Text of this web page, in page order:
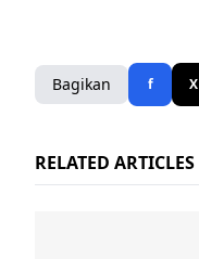
Bagikan f X
RELATED ARTICLES